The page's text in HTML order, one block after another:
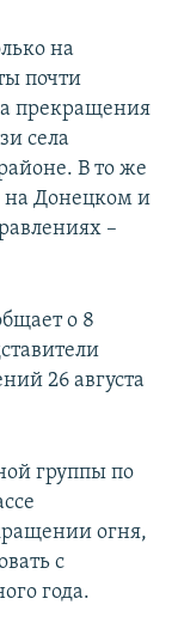
на
почти
прекращения
села
В то же
на Донецком и
–
о 8
26 августа
группы по
огня,
с
года.